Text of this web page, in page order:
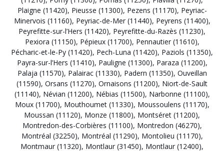
Plaigne (11420), Pieusse (11300), Pezens (11170), Peyriac-
Minervois (11160), Peyriac-de-Mer (11440), Peyrens (11400),
Peyrefitte-sur-l’Hers (11420), Peyrefitte-du-Razès (11230),
Pexiora (11150), Pépieux (11700), Pennautier (11610),
Pécharic-et-le-Py (11420), Pech-Luna (11420), Paziols (11350),
Payra-sur-l’Hers (11410), Pauligne (11300), Paraza (11200),
Palaja (11570), Palairac (11330), Padern (11350), Ouveillan
(11590), Orsans (11270), Ornaisons (11200), Niort-de-Sault
(11140), Névian (11200), Nébias (11500), Narbonne (11100),
Moux (11700), Mouthoumet (11330), Moussoulens (11170),
Moussan (11120), Monze (11800), Montséret (11200),
Montredon-des-Corbières (11100), Montredon (46270),
Montréal (32250), Montréal (11290), Montolieu (11170),
Montmaur (11320), Montlaur (31450), Montlaur (12400),